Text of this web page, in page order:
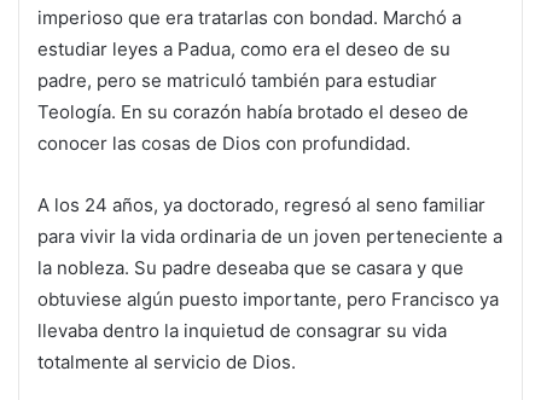
imperioso que era tratarlas con bondad. Marchó a
estudiar leyes a Padua, como era el deseo de su
padre, pero se matriculó también para estudiar
Teología. En su corazón había brotado el deseo de
conocer las cosas de Dios con profundidad.
A los 24 años, ya doctorado, regresó al seno familiar
para vivir la vida ordinaria de un joven perteneciente a
la nobleza. Su padre deseaba que se casara y que
obtuviese algún puesto importante, pero Francisco ya
llevaba dentro la inquietud de consagrar su vida
totalmente al servicio de Dios.